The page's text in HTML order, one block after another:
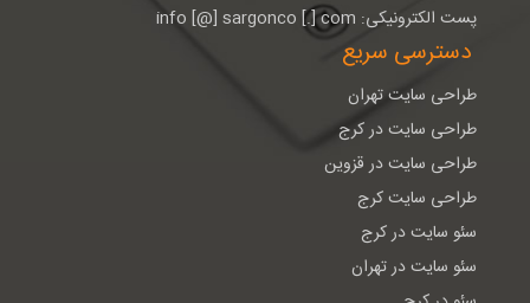
پست الکترونیکی: info [@] sargonco [.] com
دسترسی سریع
طراحی سایت تهران
طراحی سایت در کرج
طراحی سایت در قزوین
طراحی سایت کرج
سئو سایت در کرج
سئو سایت در تهران